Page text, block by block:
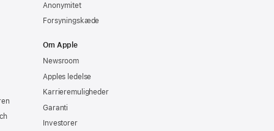
Anonymitet
Forsyningskæde
Om Apple
Newsroom
Apples ledelse
Karrieremuligheder
Garanti
Investorer